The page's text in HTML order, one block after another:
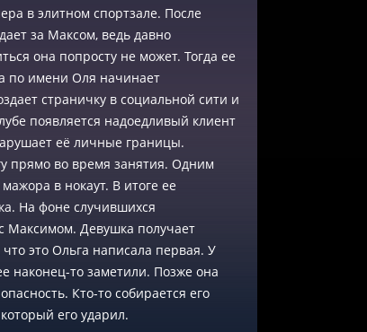
в элитном спортзале. После
за Максом, ведь давно
она попросту не может. Тогда ее
по имени Оля начинает
страничку в социальной сити и
появляется надоедливый клиент
её личные границы.
прямо во время занятия. Одним
в нокаут. В итоге ее
На фоне случившихся
Максимом. Девушка получает
это Ольга написала первая. У
наконец-то заметили. Позже она
Кто-то собирается его
его ударил.